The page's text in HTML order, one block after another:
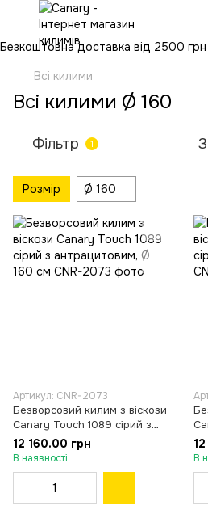
Безкоштовна доставка від 2500 грн
Всі килими
Всі килими Ø 160
Фільтр 1
Розмір Ø 160
Артикул: CNR-2073
Безворсовий килим з віскози
Canary Touch 1089 сірий з
антрацитовим, Ø 160 см
12 160.00 грн
В наявності В